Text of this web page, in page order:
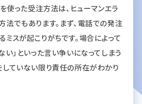
使った受注方法は、ヒューマンエラ
法でもあります。まず、電話での発注
ミスが起こりがちです。場合によって
い」といった言い争いになってしまう
していない限り責任の所在がわかり